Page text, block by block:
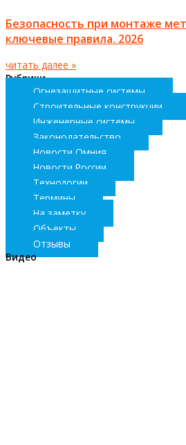
Безопасность при монтаже
ключевые правила. 2026
читать далее »
Рубрики
Огнезащитные системы
Строительные конструкции
Инженерные системы
Законодательство
Новости Омния
Новости России
Технологии
Термины
На заметку
Объекты
Отзывы
Видео